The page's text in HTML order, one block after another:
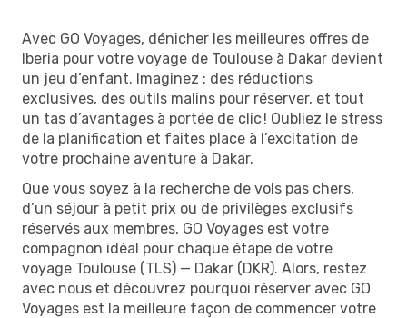
Avec GO Voyages, dénicher les meilleures offres de
Iberia pour votre voyage de Toulouse à Dakar devient
un jeu d’enfant. Imaginez : des réductions
exclusives, des outils malins pour réserver, et tout
un tas d’avantages à portée de clic ! Oubliez le stress
de la planification et faites place à l’excitation de
votre prochaine aventure à Dakar.
Que vous soyez à la recherche de vols pas chers,
d’un séjour à petit prix ou de privilèges exclusifs
réservés aux membres, GO Voyages est votre
compagnon idéal pour chaque étape de votre
voyage Toulouse (TLS) — Dakar (DKR). Alors, restez
avec nous et découvrez pourquoi réserver avec GO
Voyages est la meilleure façon de commencer votre